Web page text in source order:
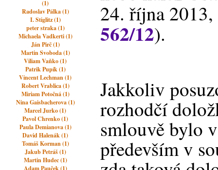
(1)
Radoslav Pálka (1)
I. Stiglitz (1)
peter straka (1)
Michaela Vadkerti (1)
Ján Pirč (1)
Martin Svoboda (1)
Viliam Vaňko (1)
Patrik Pupík (1)
Vincent Lechman (1)
Robert Vrablica (1)
Miriam Potočná (1)
Nina Gaisbacherova (1)
Marcel Jurko (1)
Pavol Chrenko (1)
Paula Demianova (1)
David Halenák (1)
Tomáš Korman (1)
Jakub Petráš (1)
Martin Hudec (1)
Adam Pauček (1)
24. října
562/12).
Jakkoliv
rozhodčí
smlouvě bylo
především v